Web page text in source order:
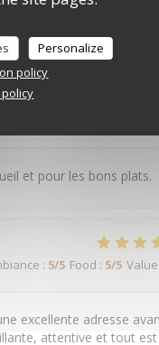
Personalize
policy
! Et j'ai hâte d'y
et pour les bons plats.
: 5/5 Food : 5/5 Value
excellente adresse
attentive et tout est